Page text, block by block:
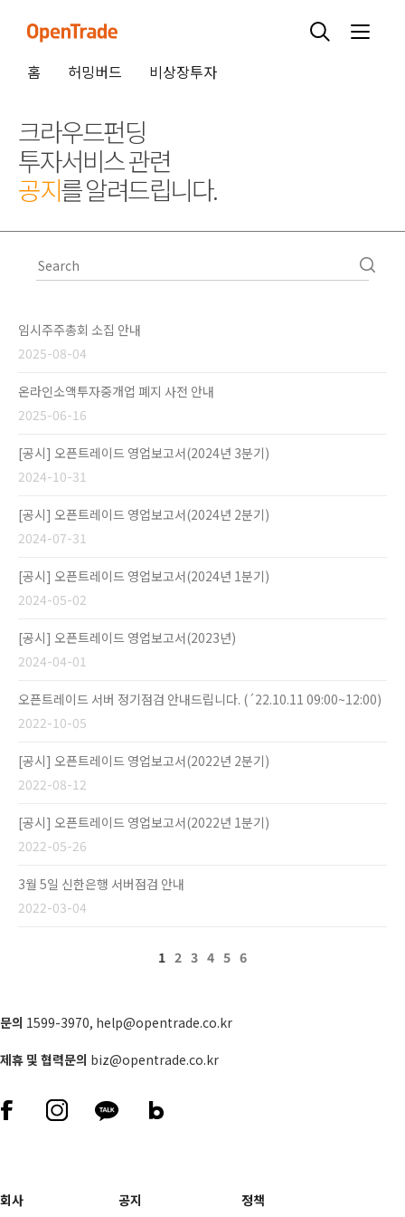
홈 허밍버드 비상장투자
크라우드펀딩
투자서비스 관련
공지를 알려드립니다.
임시주주총회 소집 안내
2025-08-04
온라인소액투자중개업 폐지 사전 안내
2025-06-16
[공시] 오픈트레이드 영업보고서(2024년 3분기)
2024-10-31
[공시] 오픈트레이드 영업보고서(2024년 2분기)
2024-07-31
[공시] 오픈트레이드 영업보고서(2024년 1분기)
2024-05-02
[공시] 오픈트레이드 영업보고서(2023년)
2024-04-01
오픈트레이드 서버 정기점검 안내드립니다. (´22.10.11 09:00~12:00)
2022-10-05
[공시] 오픈트레이드 영업보고서(2022년 2분기)
2022-08-12
[공시] 오픈트레이드 영업보고서(2022년 1분기)
2022-05-26
3월 5일 신한은행 서버점검 안내
2022-03-04
1 2 3 4 5 6
문의 1599-3970, help@opentrade.co.kr
제휴 및 협력문의 biz@opentrade.co.kr
회사 공지 정책